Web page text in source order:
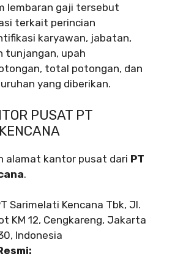
lembaran gaji tersebut
terkait perincian
karyawan, jabatan,
tunjangan, upah
total potongan, dan
yang diberikan.
PUSAT PT
alamat kantor pusat dari PT
.
Sarimelati Kencana Tbk, Jl.
KM 12, Cengkareng, Jakarta
Indonesia